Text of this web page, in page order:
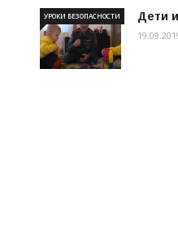
Дети
УРОКИ БЕЗОПАСНОСТИ